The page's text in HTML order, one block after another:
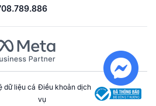
dữ liệu cá Điều khoản dịch
vụ